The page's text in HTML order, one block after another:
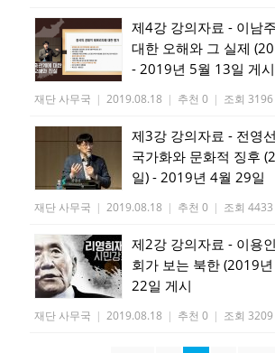
제4강 강의자료 - 이남
대한 오해와 그 실제
- 2019년 5월 13일 게시
재단 사무국 | 2019.08.18 | 추천 0 | 조회 3196
제3강 강의자료 - 전영
국가화와 문화적 징후
일) - 2019년 4월 29일
재단 사무국 | 2019.08.18 | 추천 0 | 조회 4433
제2강 강의자료 - 이용
회가 보는 북한 (2019
22일 게시
재단 사무국 | 2019.08.18 | 추천 0 | 조회 3209